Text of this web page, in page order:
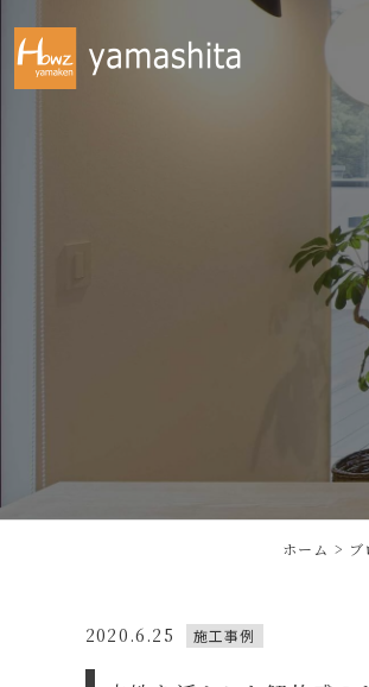
ホーム ブ
2020.6.25 施工事例